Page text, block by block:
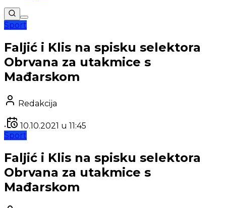
Sport
Faljić i Klis na spisku selektora
Obrvana za utakmice s
Mađarskom
Redakcija
• 10.10.2021 u 11:45
Sport
Faljić i Klis na spisku selektora
Obrvana za utakmice s
Mađarskom